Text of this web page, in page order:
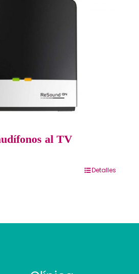
al TV
Detalles